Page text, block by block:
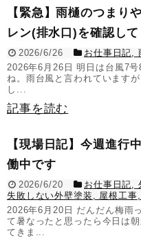
【緊急】雨樋のつまり
レン(排水口)を確認して
2026/6/26 お仕事日記
2026年6月26日 明日は台風7
ね。雨台風と言われています
し...
記事を読む
【現場日記】今週進行
働中です
2026/6/20 お仕事日記
失敗しない外壁塗装
屋根工事
2026年6月20日 だんだん梅雨
て暑なったと思ったら今日は
てきま...